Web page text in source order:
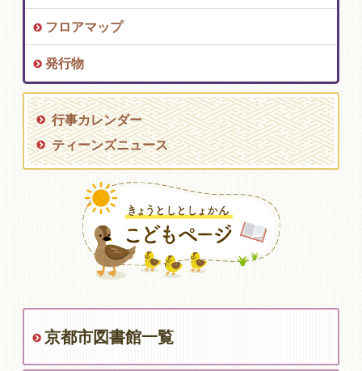
フロアマップ
発行物
行事カレンダー
ティーンズニュース
京都市図書館一覧